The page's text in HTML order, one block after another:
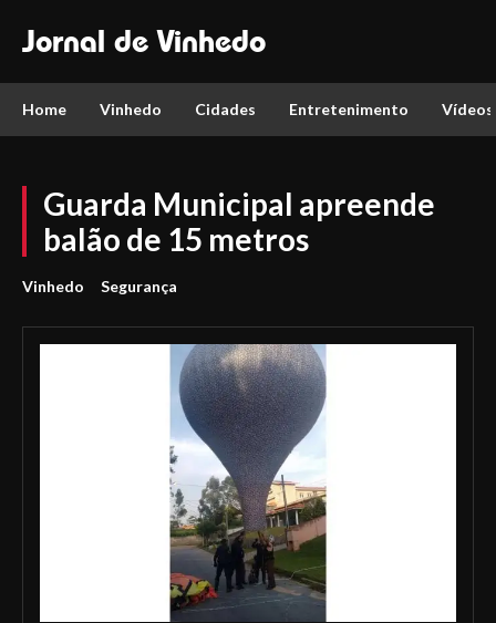
Jornal de Vinhedo
Home Vinhedo Cidades Entretenimento Vídeos
Guarda Municipal apreende
balão de 15 metros
Vinhedo Segurança